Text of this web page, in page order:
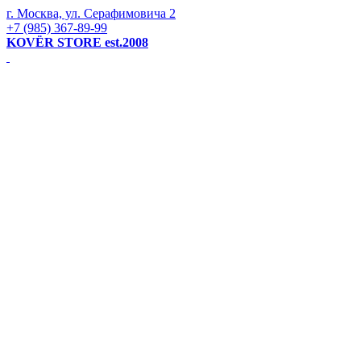
г. Москва, ул. Серафимовича 2
+7 (985) 367-89-99
KOVЁR STORE est.2008